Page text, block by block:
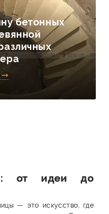
бетонных
от идеи до
— это искусство, где